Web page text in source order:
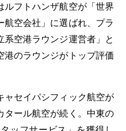
ルフトハンザ航空が「世界
空会社」に選ばれ、プラ
空港ラウンジ運営者」と
港のラウンジがトップ評価
ャセイパシフィック航空が
タール航空が続く。中東の